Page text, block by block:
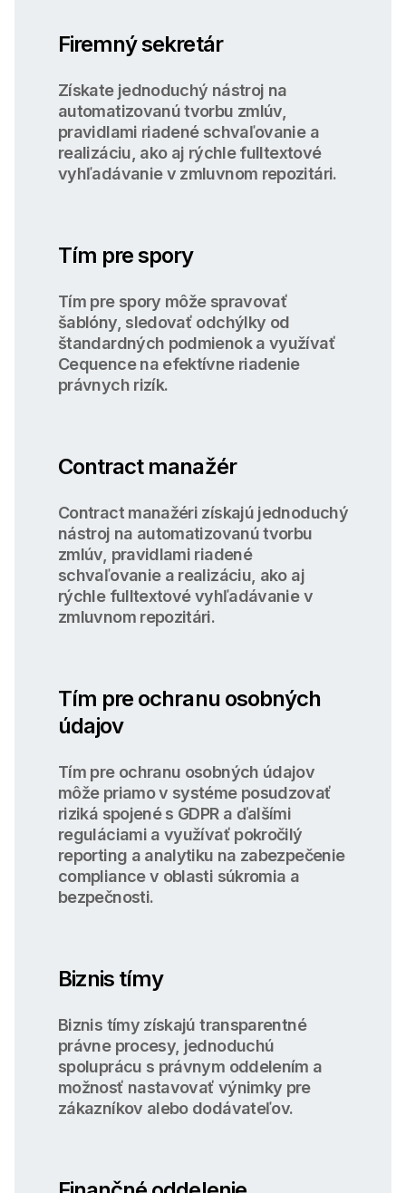
Firemný sekretár
Získate jednoduchý nástroj na
automatizovanú tvorbu zmlúv,
pravidlami riadené schvaľovanie a
realizáciu, ako aj rýchle fulltextové
vyhľadávanie v zmluvnom repozitári.
Tím pre spory
Tím pre spory môže spravovať
šablóny, sledovať odchýlky od
štandardných podmienok a využívať
Cequence na efektívne riadenie
právnych rizík.
Contract manažér
Contract manažéri získajú jednoduchý
nástroj na automatizovanú tvorbu
zmlúv, pravidlami riadené
schvaľovanie a realizáciu, ako aj
rýchle fulltextové vyhľadávanie v
zmluvnom repozitári.
Tím pre ochranu osobných
údajov
Tím pre ochranu osobných údajov
môže priamo v systéme posudzovať
riziká spojené s GDPR a ďalšími
reguláciami a využívať pokročilý
reporting a analytiku na zabezpečenie
compliance v oblasti súkromia a
bezpečnosti.
Biznis tímy
Biznis tímy získajú transparentné
právne procesy, jednoduchú
spoluprácu s právnym oddelením a
možnosť nastavovať výnimky pre
zákazníkov alebo dodávateľov.